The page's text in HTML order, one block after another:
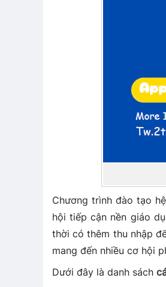
Chương trình đào tạo
hội tiếp cận nền giáo
thời có thêm thu nhập
mang đến nhiều cơ hội
Dưới đây là danh sách